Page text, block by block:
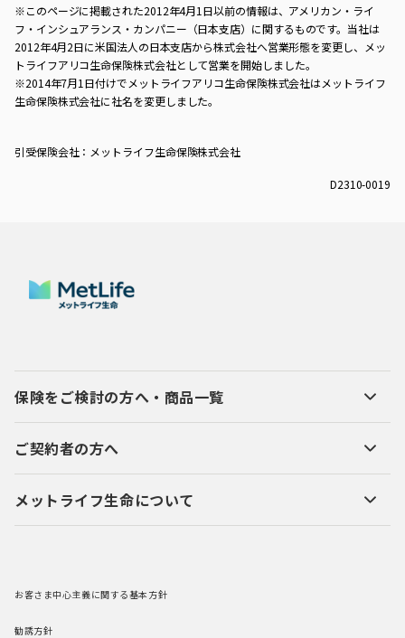
※このページに掲載された2012年4月1日以前の情報は、アメリカン・ライ
フ・インシュアランス・カンパニー（日本支店）に関するものです。当社は
2012年4月2日に米国法人の日本支店から株式会社へ営業形態を変更し、メッ
トライフアリコ生命保険株式会社として営業を開始しました。
※2014年7月1日付けでメットライフアリコ生命保険株式会社はメットライフ
生命保険株式会社に社名を変更しました。
引受保険会社：メットライフ生命保険株式会社
D2310-0019
保険をご検討の方へ・商品一覧
ご契約者の方へ
メットライフ生命について
お客さま中心主義に関する基本方針
勧誘方針